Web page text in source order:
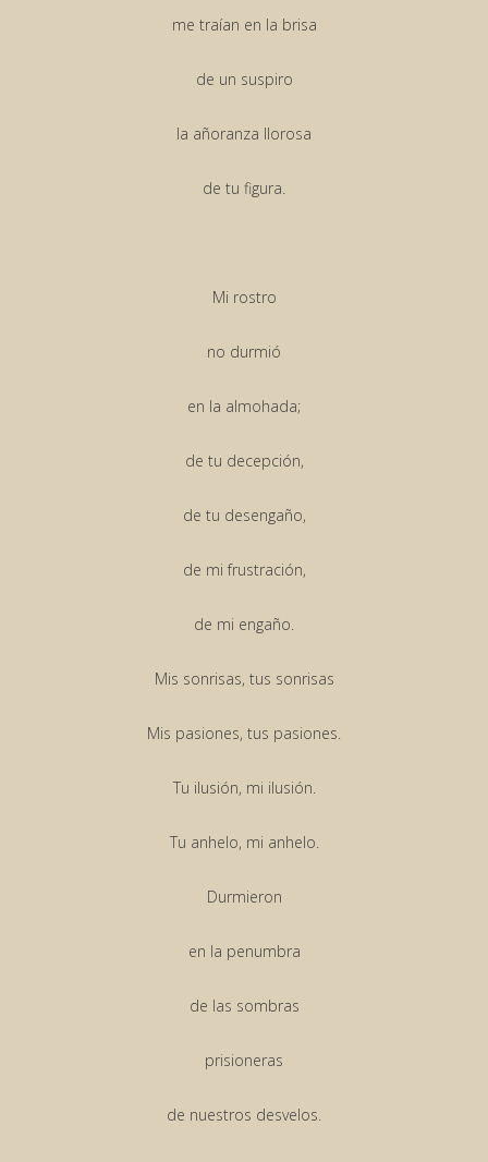
me traían en la brisa
de un suspiro
la añoranza llorosa
de tu figura.
Mi rostro
no durmió
en la almohada;
de tu decepción,
de tu desengaño,
de mi frustración,
de mi engaño.
Mis sonrisas, tus sonrisas
Mis pasiones, tus pasiones.
Tu ilusión, mi ilusión.
Tu anhelo, mi anhelo.
Durmieron
en la penumbra
de las sombras
prisioneras
de nuestros desvelos.